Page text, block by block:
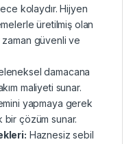
kolaydır. Hijyen
üretilmiş olan
güvenli ve
damacana
maliyeti sunar.
yapmaya gerek
çözüm sunar.
Haznesiz sebil